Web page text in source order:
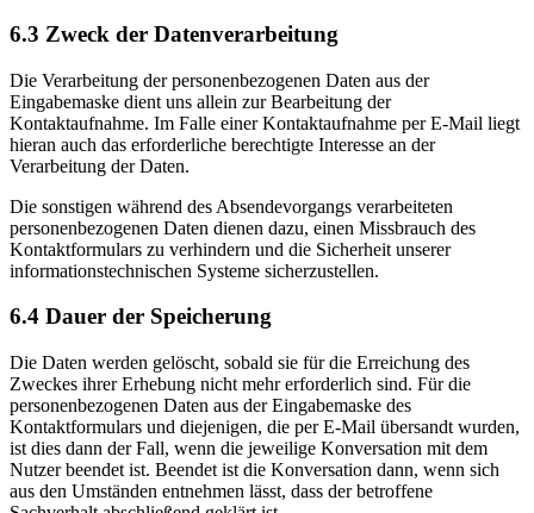
6.3 Zweck der Datenverarbeitung
Die Verarbeitung der personenbezogenen Daten aus der
Eingabemaske dient uns allein zur Bearbeitung der
Kontaktaufnahme. Im Falle einer Kontaktaufnahme per E-Mail liegt
hieran auch das erforderliche berechtigte Interesse an der
Verarbeitung der Daten.
Die sonstigen während des Absendevorgangs verarbeiteten
personenbezogenen Daten dienen dazu, einen Missbrauch des
Kontaktformulars zu verhindern und die Sicherheit unserer
informationstechnischen Systeme sicherzustellen.
6.4 Dauer der Speicherung
Die Daten werden gelöscht, sobald sie für die Erreichung des
Zweckes ihrer Erhebung nicht mehr erforderlich sind. Für die
personenbezogenen Daten aus der Eingabemaske des
Kontaktformulars und diejenigen, die per E-Mail übersandt wurden,
ist dies dann der Fall, wenn die jeweilige Konversation mit dem
Nutzer beendet ist. Beendet ist die Konversation dann, wenn sich
aus den Umständen entnehmen lässt, dass der betroffene